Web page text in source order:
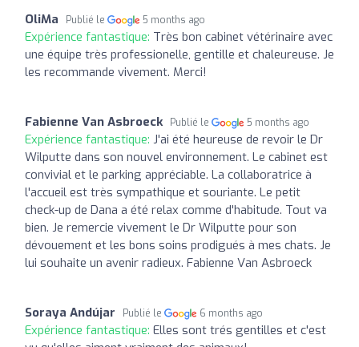
OliMa Publié le 5 months ago
Expérience fantastique: Très bon cabinet vétérinaire avec
une équipe très professionelle, gentille et chaleureuse. Je
les recommande vivement. Merci!
Fabienne Van Asbroeck Publié le 5 months ago
Expérience fantastique: J'ai été heureuse de revoir le Dr
Wilputte dans son nouvel environnement. Le cabinet est
convivial et le parking appréciable. La collaboratrice à
l'accueil est très sympathique et souriante. Le petit
check-up de Dana a été relax comme d'habitude. Tout va
bien. Je remercie vivement le Dr Wilputte pour son
dévouement et les bons soins prodigués à mes chats. Je
lui souhaite un avenir radieux. Fabienne Van Asbroeck
Soraya Andújar Publié le 6 months ago
Expérience fantastique: Elles sont trés gentilles et c'est